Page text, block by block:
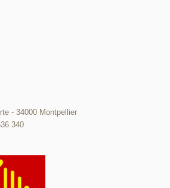
- 34000 Montpellier
340